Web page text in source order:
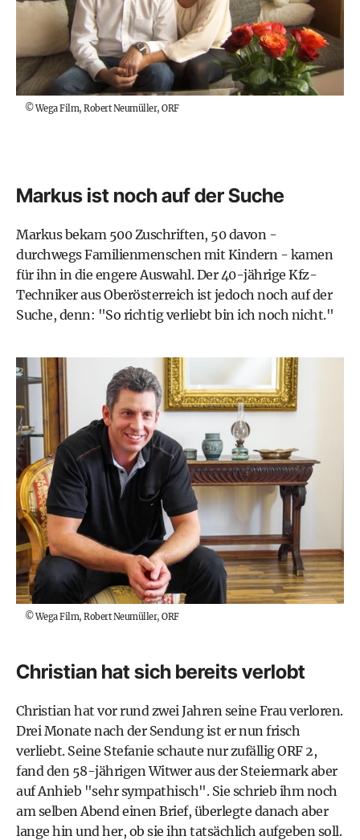
©Wega Film, Robert Neumüller, ORF
Markus ist noch auf der Suche
Markus bekam 500 Zuschriften, 50 davon -
durchwegs Familienmenschen mit Kindern - kamen
für ihn in die engere Auswahl. Der 40-jährige Kfz-
Techniker aus Oberösterreich ist jedoch noch auf der
Suche, denn: "So richtig verliebt bin ich noch nicht."
©Wega Film, Robert Neumüller, ORF
Christian hat sich bereits verlobt
Christian hat vor rund zwei Jahren seine Frau verloren.
Drei Monate nach der Sendung ist er nun frisch
verliebt. Seine Stefanie schaute nur zufällig ORF 2,
fand den 58-jährigen Witwer aus der Steiermark aber
auf Anhieb "sehr sympathisch". Sie schrieb ihm noch
am selben Abend einen Brief, überlegte danach aber
lange hin und her, ob sie ihn tatsächlich aufgeben soll.